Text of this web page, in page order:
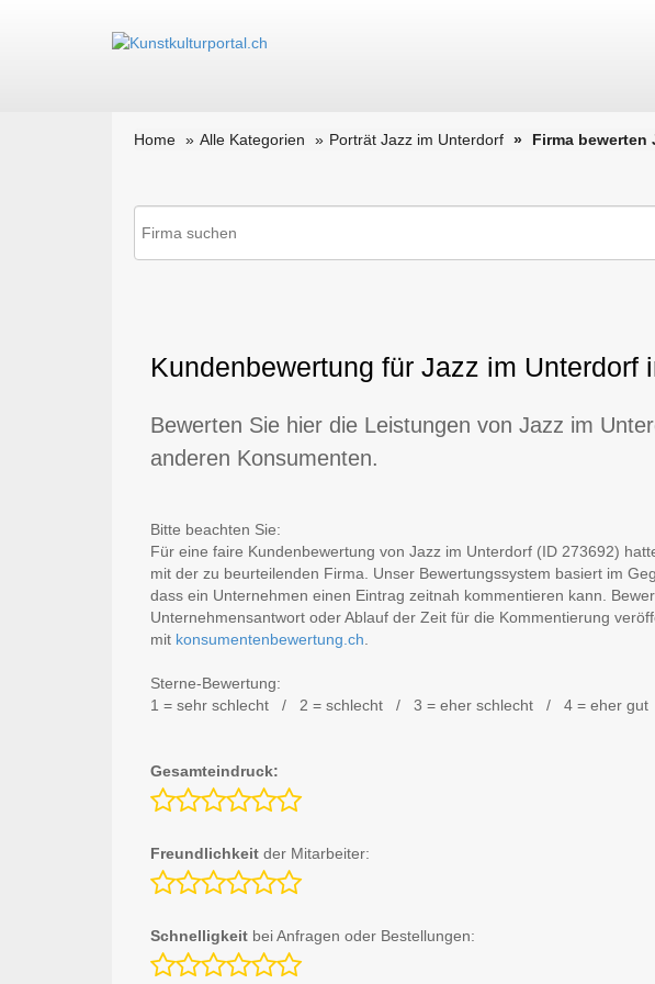
Home Alle Kategorien Porträt Jazz im Unterdorf Firma bewerten
Kundenbewertung für Jazz im Unterdorf
Bewerten Sie hier die Leistungen von Jazz im
anderen Konsumenten.
Bitte beachten Sie:
Für eine faire Kundenbewertung von Jazz im Unterdorf (ID 273692)
mit der zu beurteilenden Firma. Unser Bewertungssystem basiert im
dass ein Unternehmen einen Eintrag zeitnah kommentieren kann.
Unternehmensantwort oder Ablauf der Zeit für die Kommentierung
mit konsumentenbewertung.ch
Sterne-Bewertung:
1 = sehr schlecht / 2 = schlecht / 3 = eher schlecht / 4 = eher
Gesamteindruck:
Freundlichkeit der Mitarbeiter:
Schnelligkeit bei Anfragen oder Bestellungen: